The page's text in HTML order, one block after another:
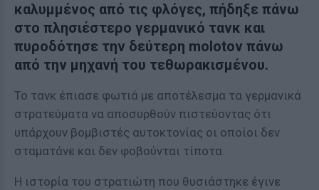
καλυμμένος από τις φλόγες, πήδηξε πάνω
στο πλησιέστερο γερμανικό τανκ και
πυροδότησε την δεύτερη molotov πάνω
από την μηχανή του τεθωρακισμένου.
Το τανκ έπιασε φωτιά με αποτέλεσμα τα γερμανικά
στρατεύματα να αποσυρθούν πιστεύοντας ότι
υπάρχουν βομβιστές αυτοκτονίας οι οποίοι δεν
σταματάνε και δεν φοβούνται τίποτα.
Η ιστορία του στρατιώτη που θυσιάστηκε έγινε